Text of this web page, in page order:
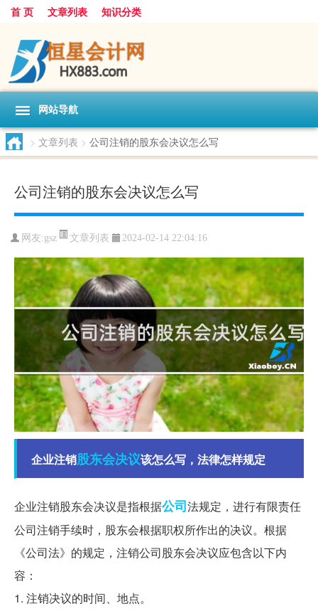
首 页 文章列表 知识分类
网站导航
> 文章列表 > 公司注销的股东会决议怎么写
公司注销的股东会决议怎么写
网友:gsz 文章列表 2024-02-14 22:04:16
企业注销股东会决议该怎么写，法律怎样规定
企业注销股东会决议是指根据公司法规定，进行有限责任
公司注销手续时，股东会根据职权所作出的决议。根据
《公司法》的规定，注销公司股东会决议应包含以下内
容：
1. 注销决议的时间、地点。